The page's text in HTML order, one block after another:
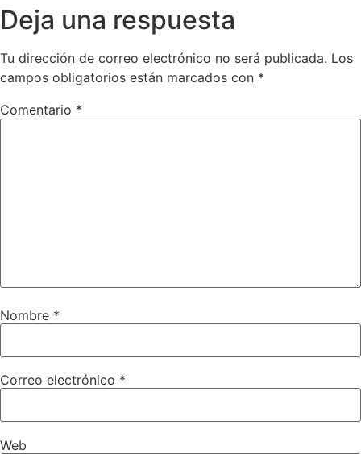
Deja una respuesta
Tu dirección de correo electrónico no será publicada. Los
campos obligatorios están marcados con *
Comentario *
Nombre *
Correo electrónico *
Web